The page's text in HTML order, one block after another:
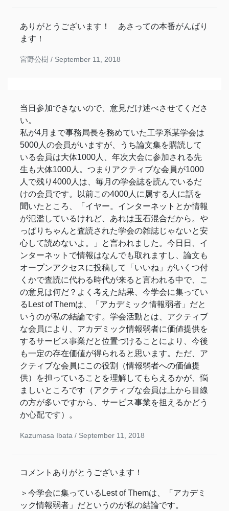
ありがとうございます！ あさっての本番がんばり
ます！
宮野公樹 / September 11, 2018
当日参加できないので、意見だけ述べさせてくださ
い。
私が4月まで事務局長を務めていた工学系某学会は
5000人の会員がいますが、うち論文集を購読して
いる会員は大体1000人、年次大会に参加される先
生も大体1000人。つまりアクティブな会員が1000
人で残り4000人は、毎月の学会誌を読んでいるだ
けの会員です。以前この4000人に属する人に話を
聞いたところ、「イヤー。インターネットとか情報
が氾濫しているけれど、あれは玉石混合だから。や
っぱりちゃんと査読された学会の雑誌じゃないと安
心して読めないよ。」と言われました。今日日、イ
ンターネットで情報はなんでも取れますし、論文も
オープンアクセスに投稿して「いいね」がいくつ付
くかで査読に代わる時代が来ると言われる中で、こ
の意見は何だ？よく考えた結果、今学会に集ってい
るLest of Themは、「アカデミック情報弱者」だと
いうのが私の結論です。学会活動とは、アクティブ
な会員により、アカデミック情報弱者に価値提供を
するサービス事業だと位置づけることにより、今後
も一定の存在価値が得られると思います。ただ、ア
クティブな会員にこの役割（情報弱者への価値提
供）を担っていることを理解してもらえるかが、悩
ましいところです（アクティブな会員は上から目線
の方が多いですから、サービス事業を担えるかどう
か心配です）。
Kazumasa Ibata / September 11, 2018
コメントありがとうございます！
＞今学会に集っているLest of Themは、「アカデミ
ック情報弱者」だというのが私の結論です。